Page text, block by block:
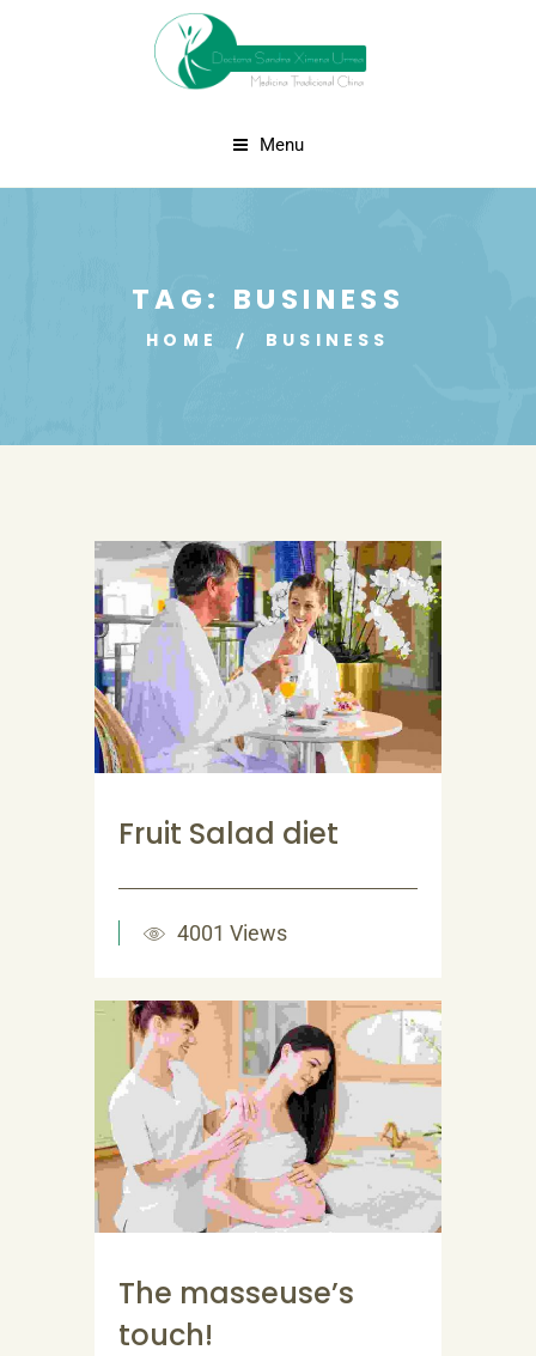
Menu
TAG: BUSINESS
HOME BUSINESS
Fruit Salad diet
4001 Views
The masseuse’s
touch!